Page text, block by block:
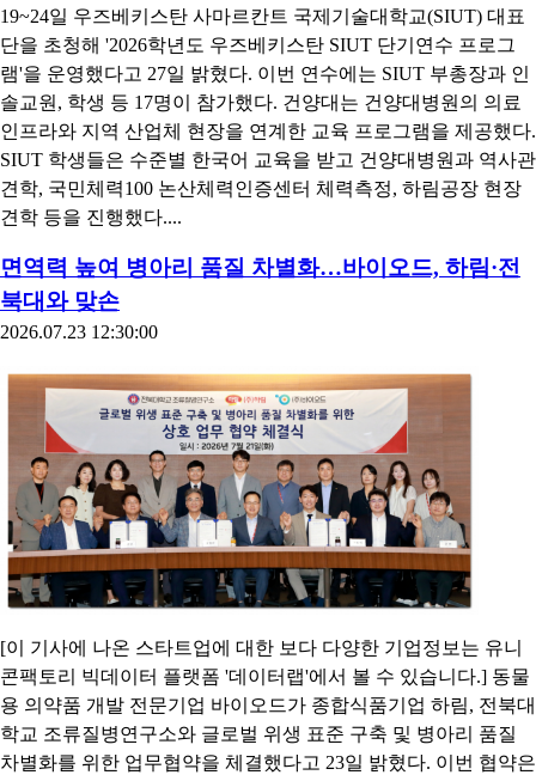
19~24일 우즈베키스탄 사마르칸트 국제기술대학교(SIUT) 대표
단을 초청해 '2026학년도 우즈베키스탄 SIUT 단기연수 프로그
램'을 운영했다고 27일 밝혔다. 이번 연수에는 SIUT 부총장과 인
솔교원, 학생 등 17명이 참가했다. 건양대는 건양대병원의 의료
인프라와 지역 산업체 현장을 연계한 교육 프로그램을 제공했다.
SIUT 학생들은 수준별 한국어 교육을 받고 건양대병원과 역사관
견학, 국민체력100 논산체력인증센터 체력측정, 하림공장 현장
견학 등을 진행했다....
면역력 높여 병아리 품질 차별화…바이오드, 하림·전
북대와 맞손
2026.07.23 12:30:00
[이 기사에 나온 스타트업에 대한 보다 다양한 기업정보는 유니
콘팩토리 빅데이터 플랫폼 '데이터랩'에서 볼 수 있습니다.] 동물
용 의약품 개발 전문기업 바이오드가 종합식품기업 하림, 전북대
학교 조류질병연구소와 글로벌 위생 표준 구축 및 병아리 품질
차별화를 위한 업무협약을 체결했다고 23일 밝혔다. 이번 협약은